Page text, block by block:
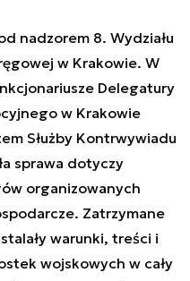
nadzorem 8. Wydziału
w Krakowie. W
Delegatury
w Krakowie
Służby Kontrwywiadu
sprawa dotyczy
organizowanych
Zatrzymane
warunki, treści i
wojskowych w cały